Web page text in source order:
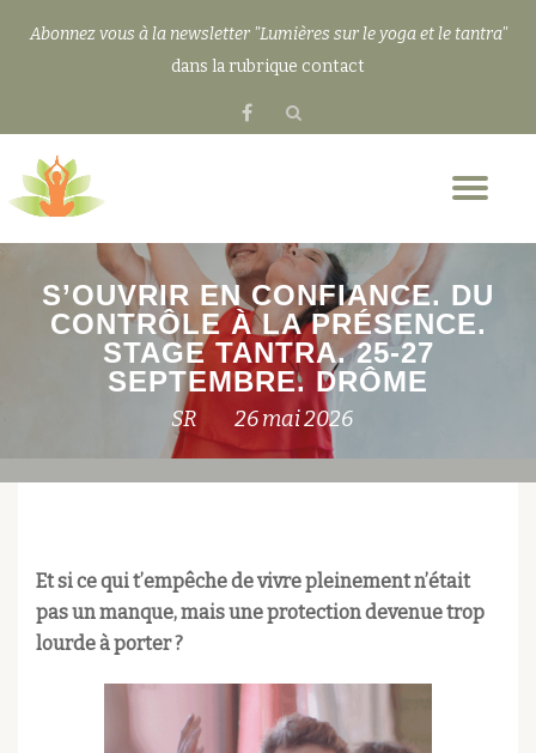
Abonnez vous à la newsletter "Lumières sur le yoga et le tantra"
dans la rubrique contact
fa-
S’OUVRIR EN CONFIANCE. DU
CONTRÔLE À LA PRÉSENCE.
STAGE TANTRA. 25-27
SEPTEMBRE. DRÔME
SR 26 mai 2026
Et si ce qui t’empêche de vivre pleinement n’était
pas un manque, mais une protection devenue trop
lourde à porter ?